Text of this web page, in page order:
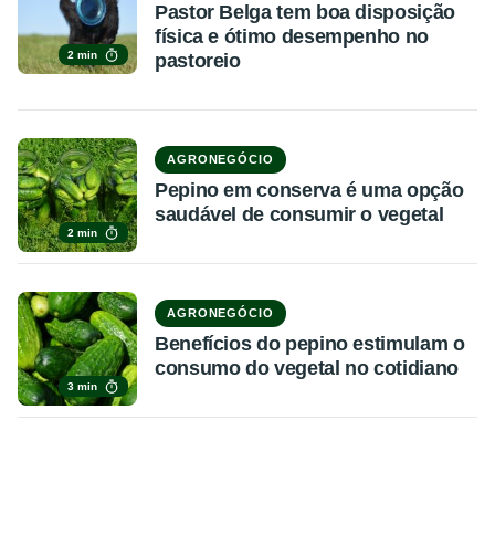
2 min
Pastor Belga tem boa disposição
física e ótimo desempenho no
pastoreio
2 min
AGRONEGÓCIO
Pepino em conserva é uma opção
saudável de consumir o vegetal
3 min
AGRONEGÓCIO
Benefícios do pepino estimulam o
consumo do vegetal no cotidiano